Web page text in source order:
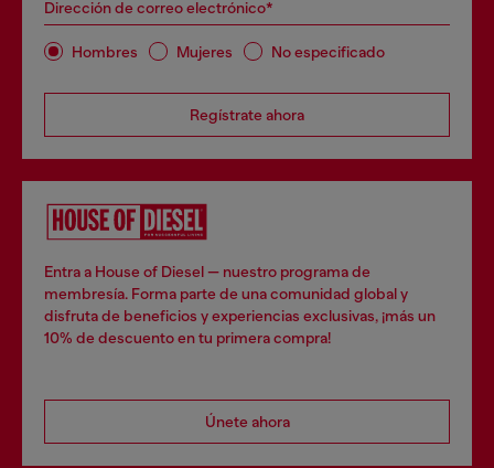
Dirección de correo electrónico*
Hombres Mujeres No especificado
Regístrate ahora
Entra a House of Diesel — nuestro programa de
membresía. Forma parte de una comunidad global y
disfruta de beneficios y experiencias exclusivas, ¡más un
10% de descuento en tu primera compra!
Únete ahora